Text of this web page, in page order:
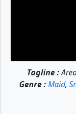
Tagline :
Genre : Maid,